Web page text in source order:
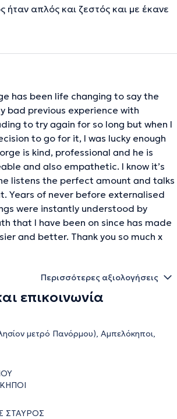
απλός και ζεστός και με έκανε
has been life changing to say the
bad previous experience with
to try again for so long but when I
to go for it, I was lucky enough
is kind, professional and he is
and also empathetic. I know it’s
listens the perfect amount and talks
Years of never before externalised
were instantly understood by
that I have been on since has made
and better. Thank you so much x
Περισσότερες αξιολογήσεις
επικοινωνία
μετρό Πανόρμου), Αμπελόκηποι,
ΣΤΑΥΡΟΣ